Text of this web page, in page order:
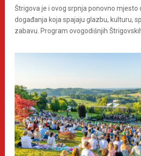
Štrigova je i ovog srpnja ponovno mjesto
događanja koja spajaju glazbu, kulturu,
zabavu. Program ovogodišnjih